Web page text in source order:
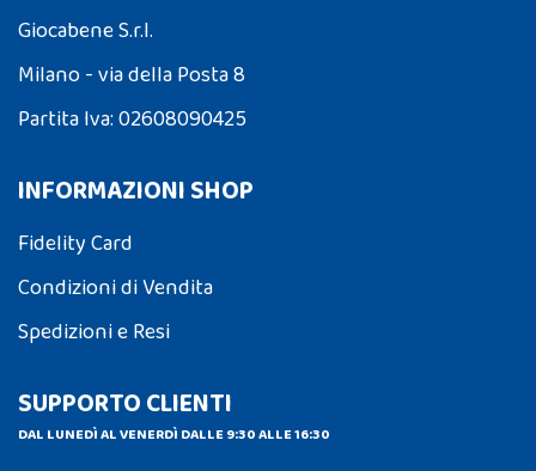
Giocabene S.r.l.
Milano - via della Posta 8
Partita Iva: 02608090425
INFORMAZIONI SHOP
Fidelity Card
Condizioni di Vendita
Spedizioni e Resi
SUPPORTO CLIENTI
DAL LUNEDÌ AL VENERDÌ DALLE 9:30 ALLE 16:30